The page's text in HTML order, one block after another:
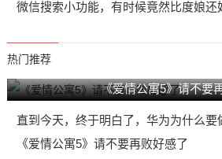
微信搜索小功能，有时候竟然比度娘还
热门推荐
《爱情公寓5》请不要
直到今天，终于明白了，华为为什么要
《爱情公寓5》请不要再败好感了